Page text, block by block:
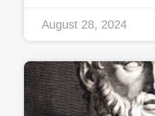
August 28, 2024